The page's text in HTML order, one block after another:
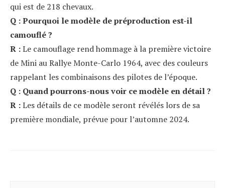
qui est de 218 chevaux.
Q : Pourquoi le modèle de préproduction est-il
camouflé ?
R :Le camouflage rend hommage à la première victoire
de Mini au Rallye Monte-Carlo 1964, avec des couleurs
rappelant les combinaisons des pilotes de l’époque.
Q : Quand pourrons-nous voir ce modèle en détail ?
R :Les détails de ce modèle seront révélés lors de sa
première mondiale, prévue pour l’automne 2024.